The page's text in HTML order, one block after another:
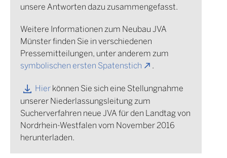
unsere Antworten dazu zusammengefasst.
Weitere Informationen zum Neubau JVA
Münster finden Sie in verschiedenen
Pressemitteilungen, unter anderem zum
symbolischen ersten Spatenstich
.
Hierkönnen Sie sich eine Stellungnahme
unserer Niederlassungsleitung zum
Sucherverfahren neue JVA für den Landtag von
Nordrhein-Westfalen vom November 2016
herunterladen.